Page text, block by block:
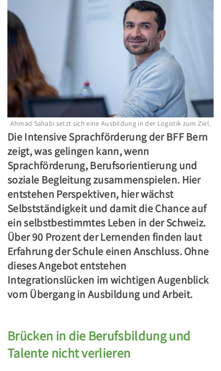
Ahmad Sahabi setzt sich eine Ausbildung in der Logistik zum Ziel.
Die Intensive Sprachförderung der BFF Bern
zeigt, was gelingen kann, wenn
Sprachförderung, Berufsorientierung und
soziale Begleitung zusammenspielen. Hier
entstehen Perspektiven, hier wächst
Selbstständigkeit und damit die Chance auf
ein selbstbestimmtes Leben in der Schweiz.
Über 90 Prozent der Lernenden finden laut
Erfahrung der Schule einen Anschluss. Ohne
dieses Angebot entstehen
Integrationslücken im wichtigen Augenblick
vom Übergang in Ausbildung und Arbeit.
Brücken in die Berufsbildung und
Talente nicht verlieren